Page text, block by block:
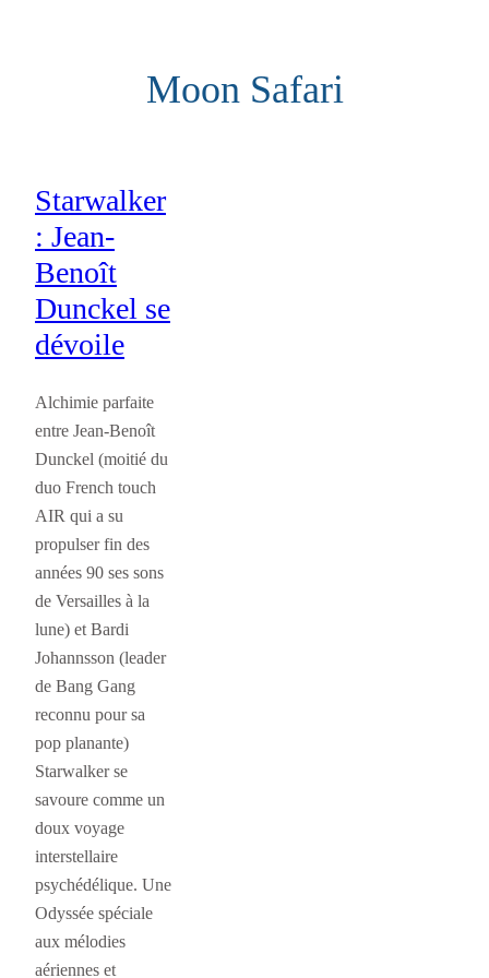
Moon Safari
Starwalker
: Jean-
Benoît
Dunckel se
dévoile
Alchimie parfaite
entre Jean-Benoît
Dunckel (moitié du
duo French touch
AIR qui a su
propulser fin des
années 90 ses sons
de Versailles à la
lune) et Bardi
Johannsson (leader
de Bang Gang
reconnu pour sa
pop planante)
Starwalker se
savoure comme un
doux voyage
interstellaire
psychédélique. Une
Odyssée spéciale
aux mélodies
aériennes et